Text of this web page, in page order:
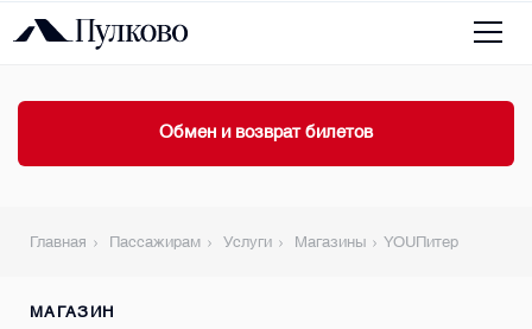
Обмен и возврат билетов
Главная Пассажирам Услуги Магазины YOUПитер
МАГАЗИН